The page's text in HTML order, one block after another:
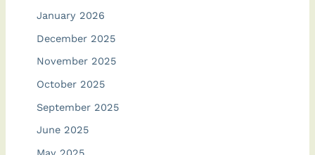
January 2026
December 2025
November 2025
October 2025
September 2025
June 2025